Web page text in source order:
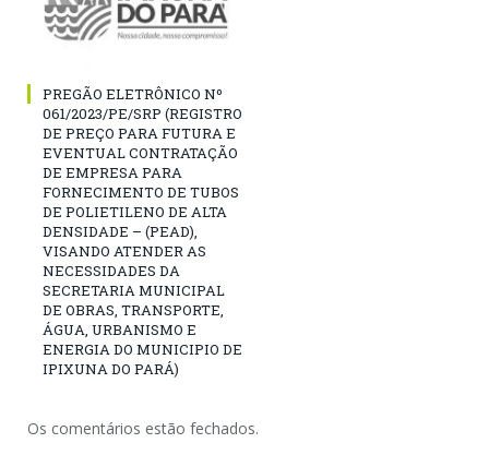
PREGÃO ELETRÔNICO Nº
061/2023/PE/SRP (REGISTRO
DE PREÇO PARA FUTURA E
EVENTUAL CONTRATAÇÃO
DE EMPRESA PARA
FORNECIMENTO DE TUBOS
DE POLIETILENO DE ALTA
DENSIDADE – (PEAD),
VISANDO ATENDER AS
NECESSIDADES DA
SECRETARIA MUNICIPAL
DE OBRAS, TRANSPORTE,
ÁGUA, URBANISMO E
ENERGIA DO MUNICIPIO DE
IPIXUNA DO PARÁ)
Os comentários estão fechados.